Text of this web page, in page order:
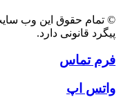
© تمام حقوق این وب
پیگرد قانونی دارد.
فرم تماس
واتس اپ